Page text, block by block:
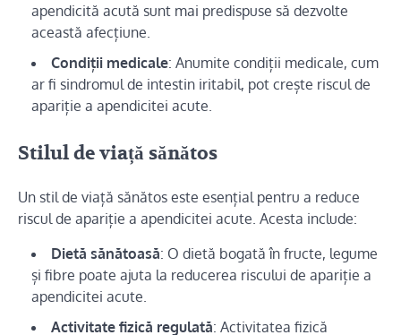
apendicită acută sunt mai predispuse să dezvolte
această afecțiune.
Condiții medicale: Anumite condiții medicale, cum
ar fi sindromul de intestin iritabil, pot crește riscul de
apariție a apendicitei acute.
Stilul de viață sănătos
Un stil de viață sănătos este esențial pentru a reduce
riscul de apariție a apendicitei acute. Acesta include:
Dietă sănătoasă: O dietă bogată în fructe, legume
și fibre poate ajuta la reducerea riscului de apariție a
apendicitei acute.
Activitate fizică regulată: Activitatea fizică